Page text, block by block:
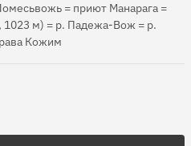
= приют Манарага =
1023 м) = р. Падежа-Вож = р.
Кожим